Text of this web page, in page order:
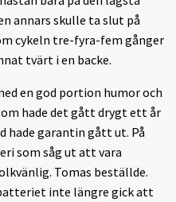
annars skulle ta slut på
cykeln tre-fyra-fem gånger
tvärt i en backe.
en god portion humor och
hade det gått drygt ett år
hade garantin gått ut. På
som såg ut att vara
Tomas beställde.
inte längre gick att